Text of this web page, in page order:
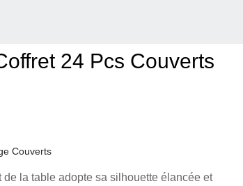
24 Pcs Couverts
Couverts
de la table adopte sa silhouette élancée et